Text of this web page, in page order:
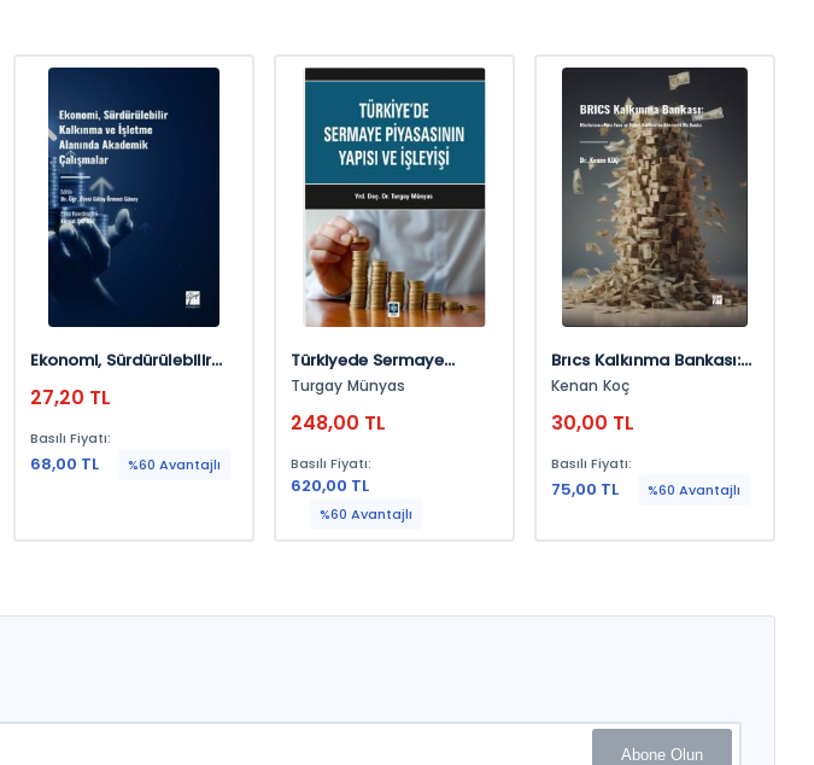
Ekonomi, Sürdürülebilir
Alanında Akademik
Çalışmalar
27,20 TL
Basılı Fiyatı:
68,00 TL %60 Avantajlı
Türkiyede Sermaye
Piyasasının Yapısı Ve
Turgay Münyas
248,00 TL
Basılı Fiyatı:
620,00 TL
%60 Avantajlı
Brıcs Kalkınma Bankası:
Uluslararası Para Fonu Ve
Alternatif Bir Banka
Kenan Koç
30,00 TL
Basılı Fiyatı:
75,00 TL %60 Avantajlı
Abone Olun